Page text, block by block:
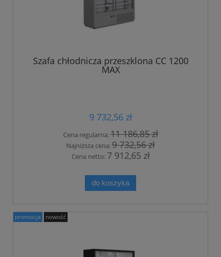
Szafa chłodnicza przeszklona CC 1200
MAX
9 732,56 zł
Cena regularna:11 186,85 zł
Najniższa cena:9 732,56 zł
Cena netto: 7 912,65 zł
do koszyka
promocja nowość